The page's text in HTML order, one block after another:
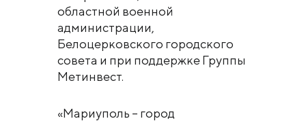
областной военной
администрации,
Белоцерковского городского
совета и при поддержке Группы
Метинвест.
«Мариуполь – город